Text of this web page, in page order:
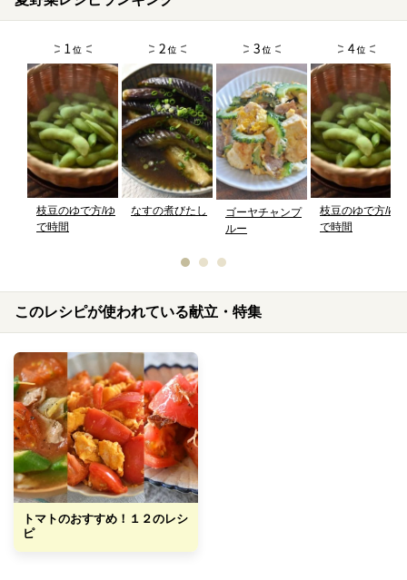
枝豆のゆで方/ゆ
で時間
なすの煮びたし
ゴーヤチャンプ
ルー
枝豆のゆで方/ゆ
で時間
このレシピが使われている献立・特集
トマトのおすすめ！１２のレシ
ピ